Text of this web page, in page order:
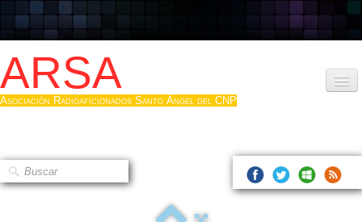
ARSA
Asociación Radioaficionados Santo Ángel del CNP
Que es la ARSA